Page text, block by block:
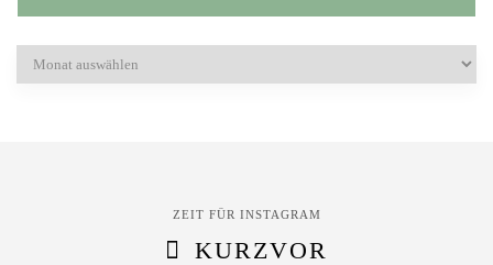
ZEIT FÜR INSTAGRAM
KURZVOR